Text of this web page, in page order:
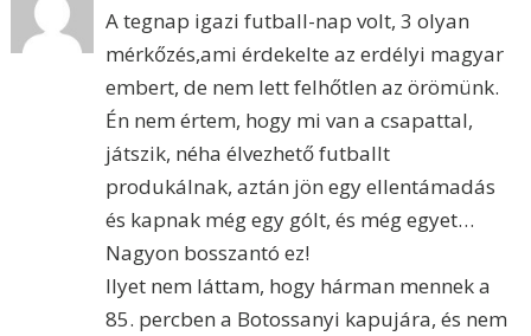
A tegnap igazi futball-nap volt, 3 olyan
mérkőzés,ami érdekelte az erdélyi magyar
embert, de nem lett felhőtlen az örömünk.
Én nem értem, hogy mi van a csapattal,
játszik, néha élvezhető futballt
produkálnak, aztán jön egy ellentámadás
és kapnak még egy gólt, és még egyet…
Nagyon bosszantó ez!
Ilyet nem láttam, hogy hárman mennek a
85. percben a Botossanyi kapujára, és nem